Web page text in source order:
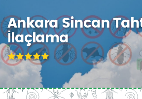
Ankara Sincan
İlaçlama